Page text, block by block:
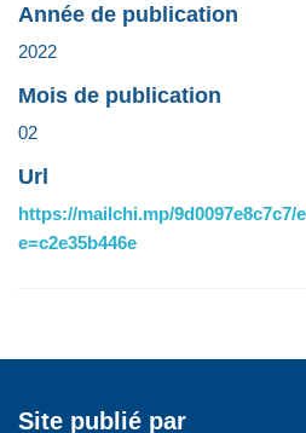
Année de publication
2022
Mois de publication
02
Url
https://mailchi.mp/9d0097e8c7c7/
e=c2e35b446e
Site publié par